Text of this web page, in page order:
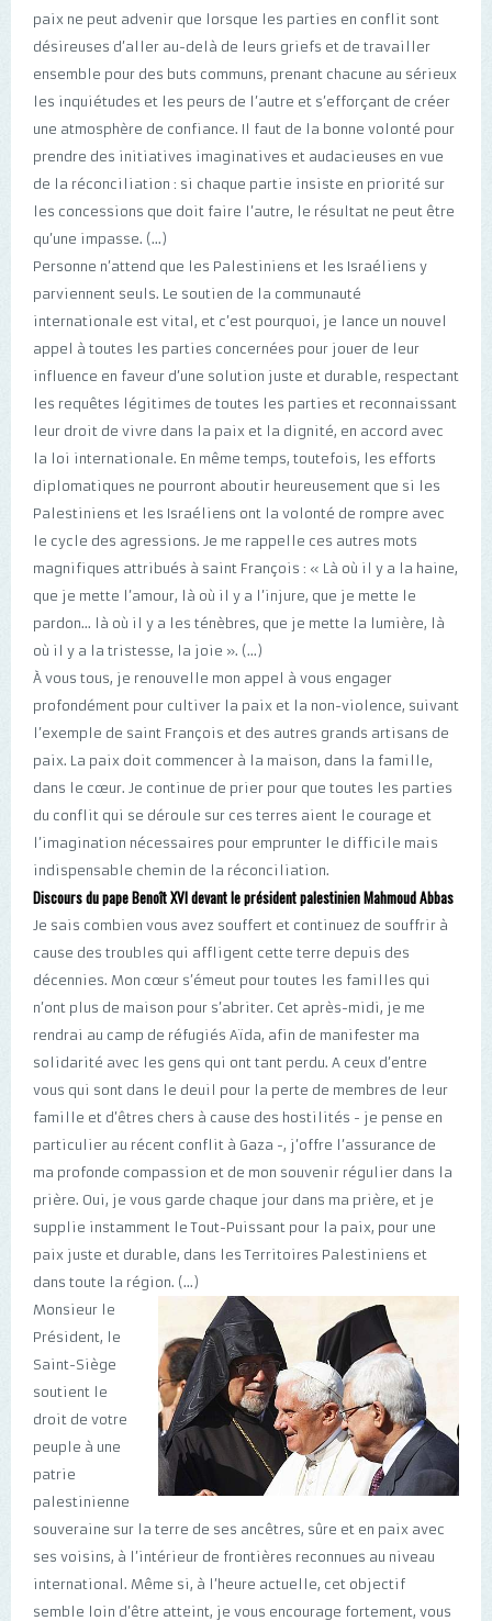
paix ne peut advenir que lorsque les parties en conflit sont
désireuses d’aller au-delà de leurs griefs et de travailler
ensemble pour des buts communs, prenant chacune au sérieux
les inquiétudes et les peurs de l’autre et s’efforçant de créer
une atmosphère de confiance. Il faut de la bonne volonté pour
prendre des initiatives imaginatives et audacieuses en vue
de la réconciliation : si chaque partie insiste en priorité sur
les concessions que doit faire l’autre, le résultat ne peut être
qu’une impasse. (...)
Personne n’attend que les Palestiniens et les Israéliens y
parviennent seuls. Le soutien de la communauté
internationale est vital, et c’est pourquoi, je lance un nouvel
appel à toutes les parties concernées pour jouer de leur
influence en faveur d’une solution juste et durable, respectant
les requêtes légitimes de toutes les parties et reconnaissant
leur droit de vivre dans la paix et la dignité, en accord avec
la loi internationale. En même temps, toutefois, les efforts
diplomatiques ne pourront aboutir heureusement que si les
Palestiniens et les Israéliens ont la volonté de rompre avec
le cycle des agressions. Je me rappelle ces autres mots
magnifiques attribués à saint François : « Là où il y a la haine,
que je mette l’amour, là où il y a l’injure, que je mette le
pardon… là où il y a les ténèbres, que je mette la lumière, là
où il y a la tristesse, la joie ». (...)
À vous tous, je renouvelle mon appel à vous engager
profondément pour cultiver la paix et la non-violence, suivant
l’exemple de saint François et des autres grands artisans de
paix. La paix doit commencer à la maison, dans la famille,
dans le cœur. Je continue de prier pour que toutes les parties
du conflit qui se déroule sur ces terres aient le courage et
l’imagination nécessaires pour emprunter le difficile mais
indispensable chemin de la réconciliation.
Discours du pape Benoît XVI devant le président palestinien Mahmoud Abbas
Je sais combien vous avez souffert et continuez de souffrir à
cause des troubles qui affligent cette terre depuis des
décennies. Mon cœur s’émeut pour toutes les familles qui
n’ont plus de maison pour s’abriter. Cet après-midi, je me
rendrai au camp de réfugiés Aïda, afin de manifester ma
solidarité avec les gens qui ont tant perdu. A ceux d’entre
vous qui sont dans le deuil pour la perte de membres de leur
famille et d’êtres chers à cause des hostilités - je pense en
particulier au récent conflit à Gaza -, j’offre l’assurance de
ma profonde compassion et de mon souvenir régulier dans la
prière. Oui, je vous garde chaque jour dans ma prière, et je
supplie instamment le Tout-Puissant pour la paix, pour une
paix juste et durable, dans les Territoires Palestiniens et
dans toute la région. (...)
Monsieur le
Président, le
Saint-Siège
soutient le
droit de votre
peuple à une
patrie
palestinienne
souveraine sur la terre de ses ancêtres, sûre et en paix avec
ses voisins, à l’intérieur de frontières reconnues au niveau
international. Même si, à l’heure actuelle, cet objectif
semble loin d’être atteint, je vous encourage fortement, vous